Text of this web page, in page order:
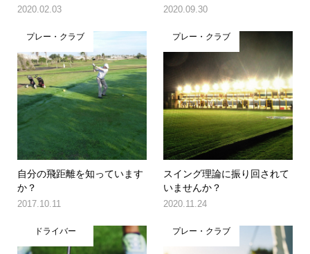
2020.02.03 2020.09.30
プレー・クラブ
自分の飛距離を知っています
か？
2017.10.11
プレー・クラブ
スイング理論に振り回されて
いませんか？
2020.11.24
ドライバー プレー・クラブ